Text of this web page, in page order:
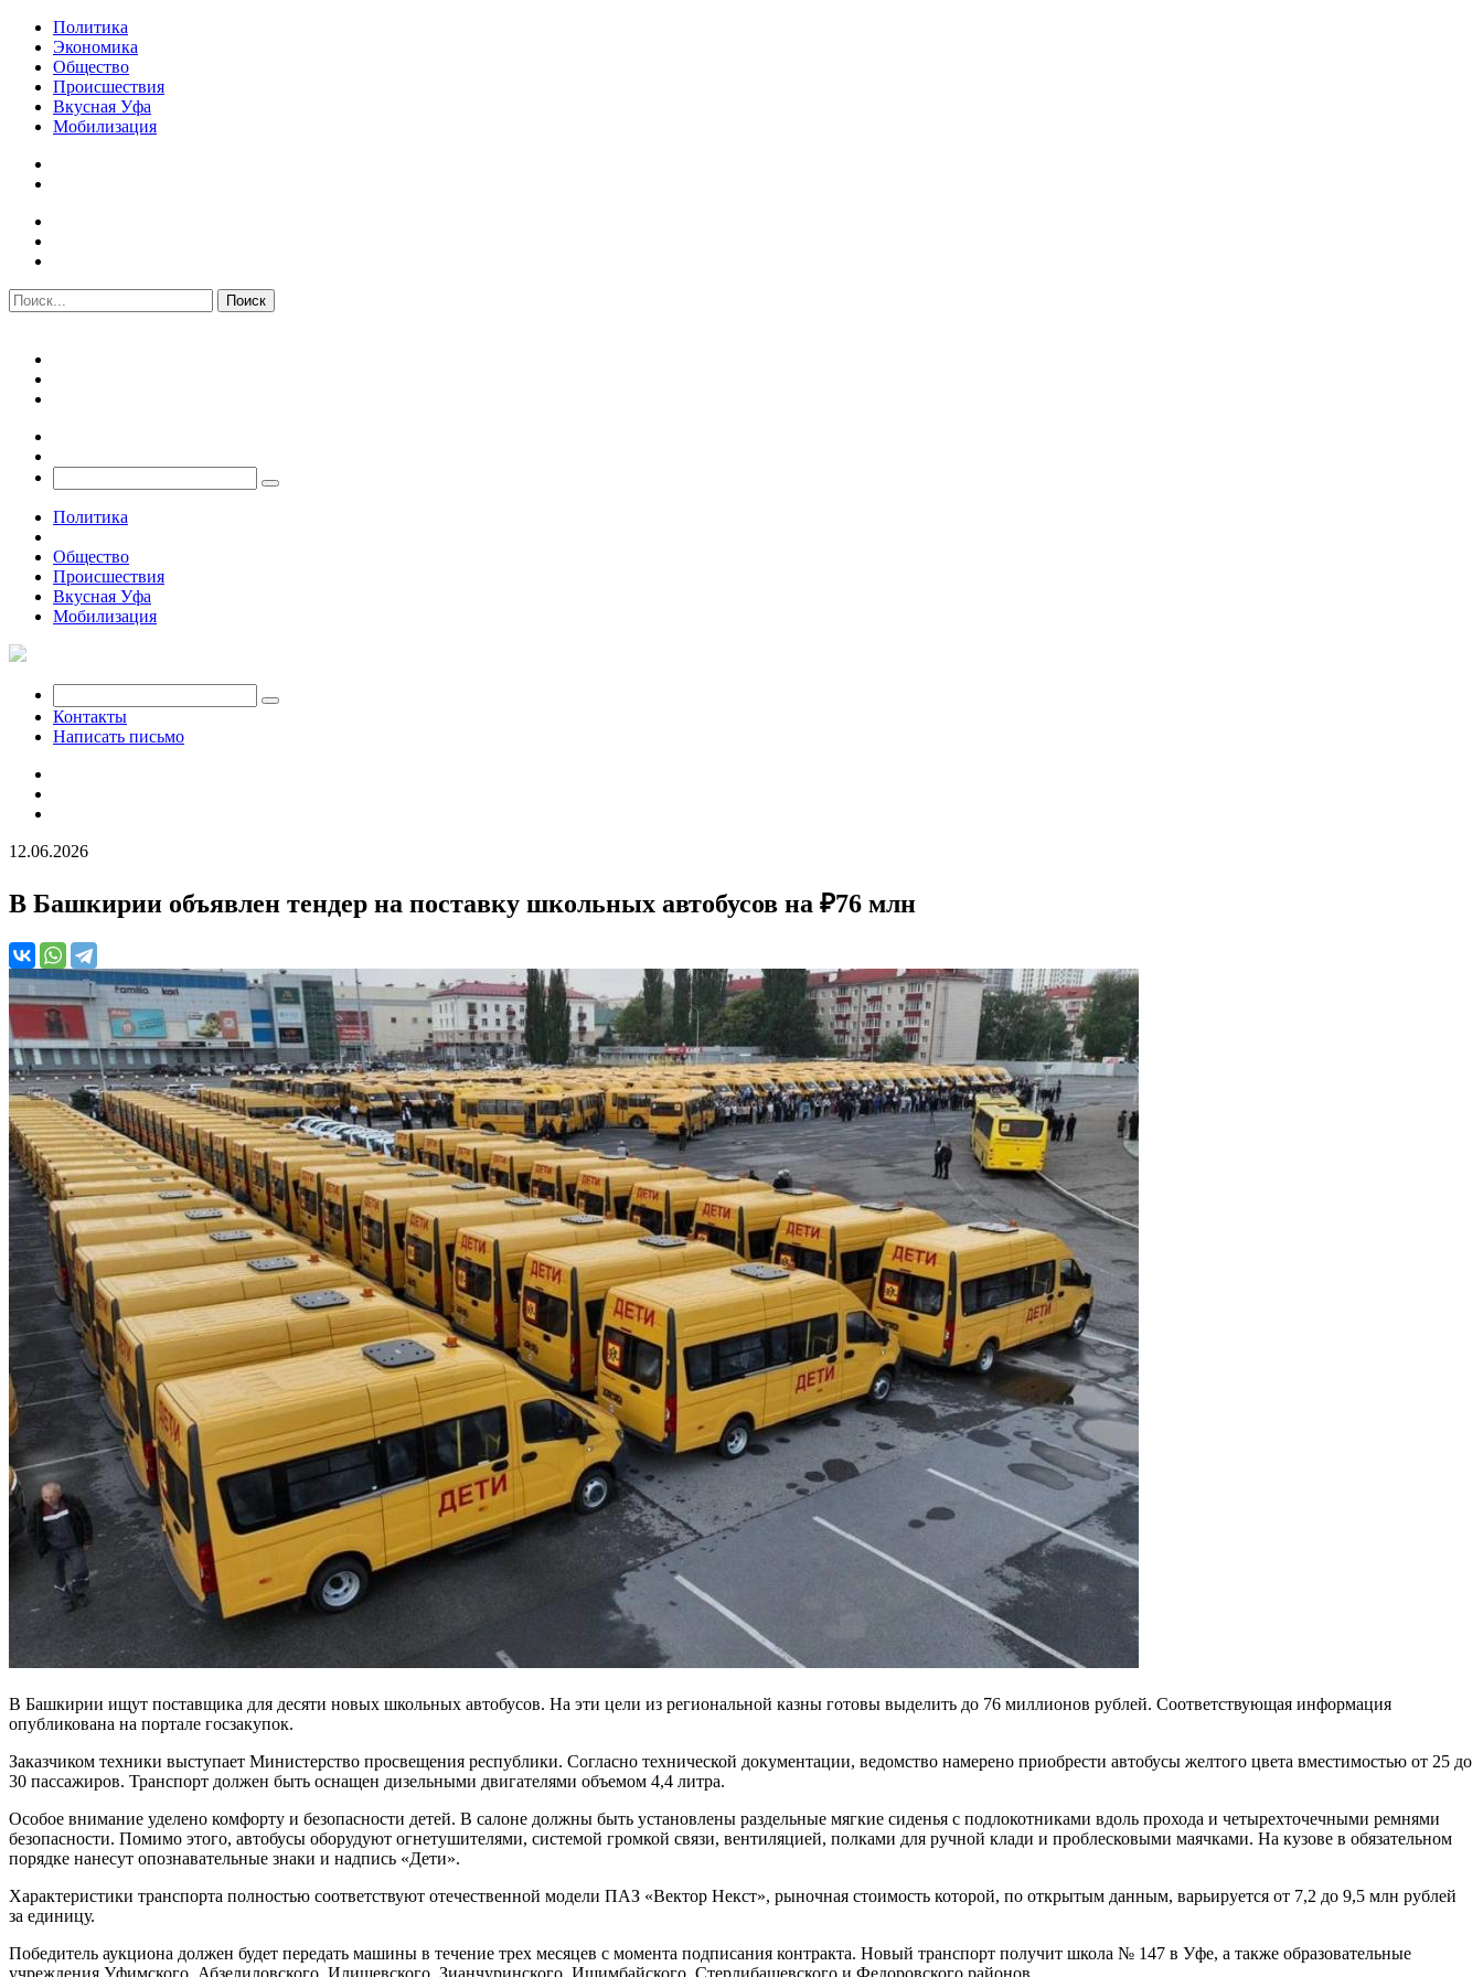
Политика
Экономика
Общество
Происшествия
Вкусная Уфа
Мобилизация
Политика
Общество
Происшествия
Вкусная Уфа
Мобилизация
Контакты
Написать письмо
12.06.2026
В Башкирии объявлен тендер на поставку школьных автобусов на ₽76 млн
В Башкирии ищут поставщика для десяти новых школьных автобусов. На эти цели из региональной казны готовы выделить до 76 миллионов рублей. Соответствующая информация
опубликована на портале госзакупок.
Заказчиком техники выступает Министерство просвещения республики. Согласно технической документации, ведомство намерено приобрести автобусы желтого цвета вместимостью от 25 до
30 пассажиров. Транспорт должен быть оснащен дизельными двигателями объемом 4,4 литра.
Особое внимание уделено комфорту и безопасности детей. В салоне должны быть установлены раздельные мягкие сиденья с подлокотниками вдоль прохода и четырехточечными ремнями
безопасности. Помимо этого, автобусы оборудуют огнетушителями, системой громкой связи, вентиляцией, полками для ручной клади и проблесковыми маячками. На кузове в обязательном
порядке нанесут опознавательные знаки и надпись «Дети».
Характеристики транспорта полностью соответствуют отечественной модели ПАЗ «Вектор Некст», рыночная стоимость которой, по открытым данным, варьируется от 7,2 до 9,5 млн рублей
за единицу.
Победитель аукциона должен будет передать машины в течение трех месяцев с момента подписания контракта. Новый транспорт получит школа № 147 в Уфе, а также образовательные
учреждения Уфимского, Абзелиловского, Илишевского, Зианчуринского, Ишимбайского, Стерлибашевского и Федоровского районов.